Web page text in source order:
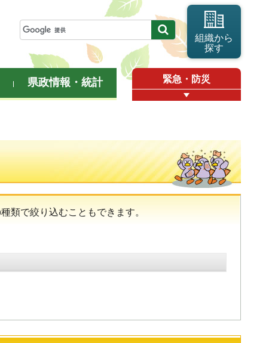
組織から
探す
県政情報・統計 緊急・防災
類で絞り込むこともできます。